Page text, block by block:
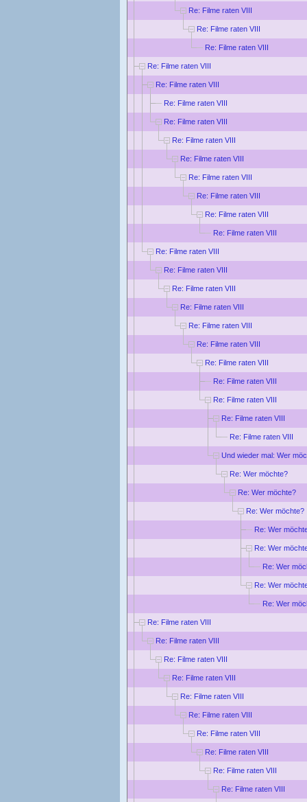
Re: Filme raten VIII
Re: Filme raten VIII
Re: Filme raten VIII
Re: Filme raten VIII
Re: Filme raten VIII
Re: Filme raten VIII
Re: Filme raten VIII
Re: Filme raten VIII
Re: Filme raten VIII
Re: Filme raten VIII
Re: Filme raten VIII
Re: Filme raten VIII
Re: Filme raten VIII
Re: Filme raten VIII
Re: Filme raten VIII
Re: Filme raten VIII
Re: Filme raten VIII
Re: Filme raten VIII
Re: Filme raten VIII
Re: Filme raten VIII
Re: Filme raten VIII
Re: Filme raten VIII
Re: Filme raten VIII
Re: Filme raten VIII
Und wieder mal: Wer
Re: Wer möchte?
Re: Wer möchte?
Re: Wer möchte?
Re: Wer
Re: Wer
Re: Wer
Re: Wer
Re: Wer
Re: Filme raten VIII
Re: Filme raten VIII
Re: Filme raten VIII
Re: Filme raten VIII
Re: Filme raten VIII
Re: Filme raten VIII
Re: Filme raten VIII
Re: Filme raten VIII
Re: Filme raten VIII
Re: Filme raten VIII